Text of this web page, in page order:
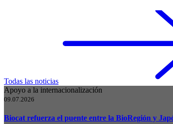
Todas las noticias
Apoyo a la internacionalización
09.07.2026
Biocat refuerza el puente entre la BioRegión y